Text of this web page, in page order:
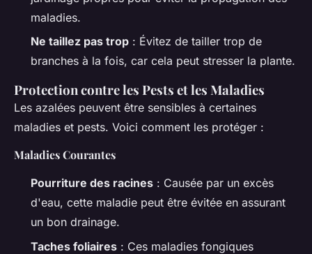
maladies.
Ne taillez pas trop : Évitez de tailler trop de
branches à la fois, car cela peut stresser la plante.
Protection contre les Pests et les Maladies
Les azalées peuvent être sensibles à certaines
maladies et pests. Voici comment les protéger :
Maladies Courantes
Pourriture des racines : Causée par un excès
d'eau, cette maladie peut être évitée en assurant
un bon drainage.
Taches foliaires : Ces maladies fongiques